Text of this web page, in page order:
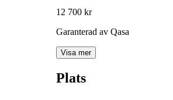
12 700 kr
Garanterad av Qasa
Visa mer
Plats